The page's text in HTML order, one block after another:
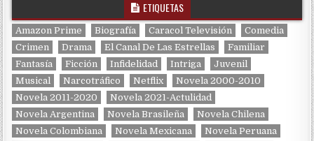
ETIQUETAS
Amazon Prime Biografía Caracol Televisión
Comedia
Crimen
Drama El Canal De Las Estrellas
Familiar
Fantasía
Ficción Infidelidad Intriga
Juvenil
Musical
Narcotráfico Netflix
Novela 2000-2010
Novela 2011-2020
Novela 2021-Actulidad
Novela Argentina
Novela Brasileña
Novela Chilena
Novela Colombiana
Novela Mexicana
Novela Peruana